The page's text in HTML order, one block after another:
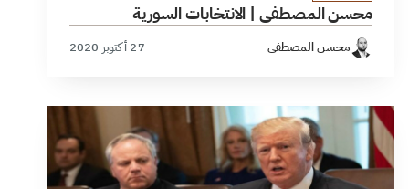
محسن المصطفى | الانتخابات السورية
محسن المصطفى 27 أكتوبر 2020